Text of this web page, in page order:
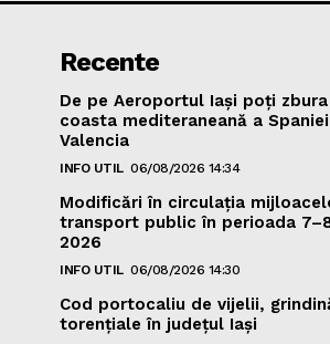
Recente
De pe Aeroportul Iași poți
coasta mediteraneană a
Valencia
INFO UTIL 06/08/2026 14:34
Modificări în circulația
transport public în perioada
2026
INFO UTIL 06/08/2026 14:30
Cod portocaliu de vijelii,
torenţiale în judeţul Iași